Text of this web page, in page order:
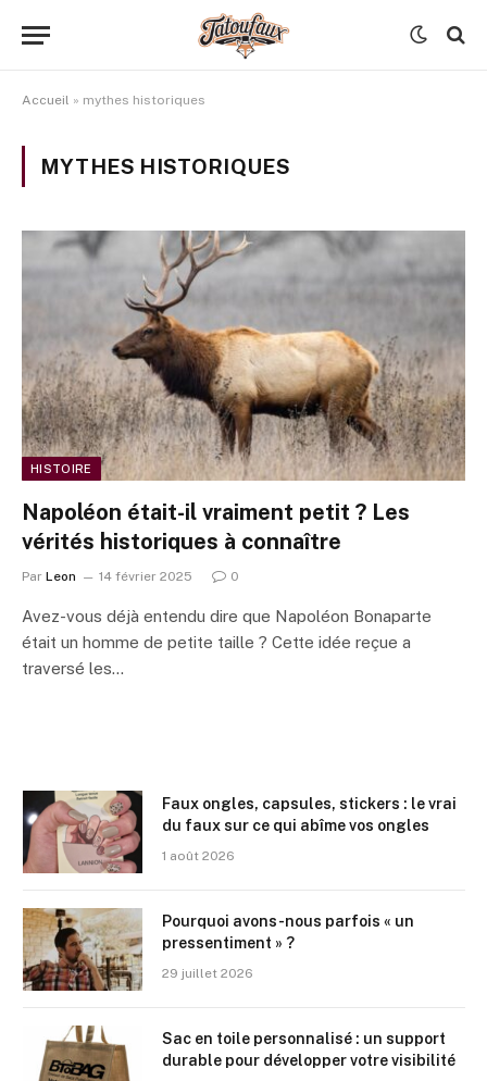
Accueil » mythes historiques
MYTHES HISTORIQUES
HISTOIRE
Napoléon était-il vraiment petit ? Les
vérités historiques à connaître
Par Leon 14 février 2025 0
Avez-vous déjà entendu dire que Napoléon Bonaparte
était un homme de petite taille ? Cette idée reçue a
traversé les…
Faux ongles, capsules, stickers : le vrai
du faux sur ce qui abîme vos ongles
1 août 2026
Pourquoi avons-nous parfois « un
pressentiment » ?
29 juillet 2026
Sac en toile personnalisé : un support
durable pour développer votre visibilité